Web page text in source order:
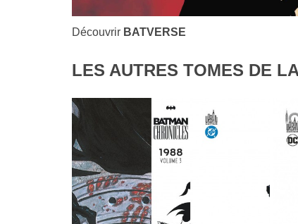
Découvrir BATVERSE
LES AUTRES TOMES DE